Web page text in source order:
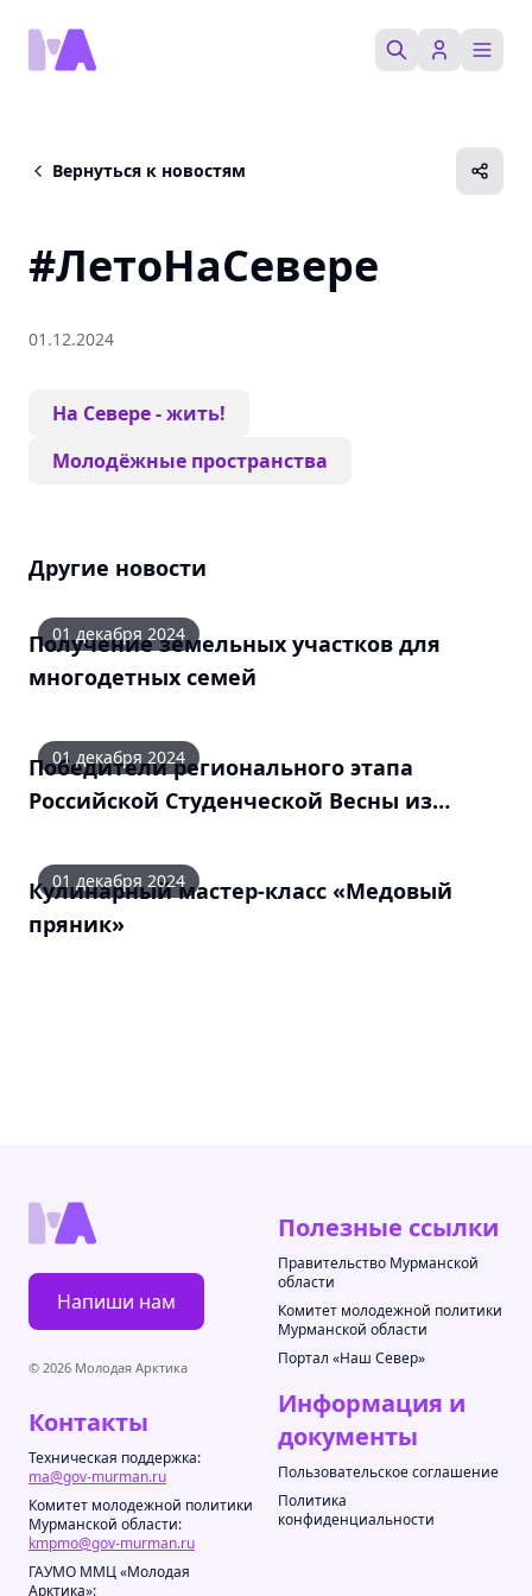
Активности
Магазин
Вернуться к новостям
#ЛетоНаСевере
01.12.2024
На Севере - жить!
Молодёжные пространства
Другие новости
01 декабря 2024
Получение земельных участков для
многодетных семей
01 декабря 2024
Победители регионального этапа
Российской Студенческой Весны из
фестиваль в Пермь уже сегодня!! Только
победа! Только вперёд!
01 декабря 2024
Кулинарный мастер-класс «Медовый
пряник»
Напиши нам
© 2026 Молодая Арктика
Контакты
Техническая поддержка:
ma@gov-murman.ru
Комитет молодежной политики
Мурманской области:
kmpmo@gov-murman.ru
ГАУМО ММЦ «Молодая
Арктика»:
Полезные ссылки
Правительство Мурманской
области
Комитет молодежной политики
Мурманской области
Портал «Наш Север»
Информация и
документы
Пользовательское соглашение
Политика
конфиденциальности